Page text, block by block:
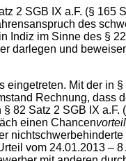
SGB IX a.F. (§ 165
des
im Sinne des §
darlegen und
Mit der in §
Rechnung, dass
82 Satz 2 SGB IX a.F.
einen Chancenvorteil
vom 24.01.2013 –